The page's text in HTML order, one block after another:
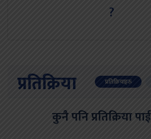
?
प्रतिक्रिया प्रतिक्रियाहरु
कुनै पनि प्रतिक्रिया